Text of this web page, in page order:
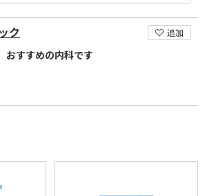
ク 追加
おすすめの内科です